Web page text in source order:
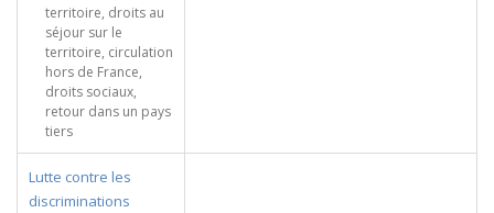
territoire, droits au
séjour sur le
territoire, circulation
hors de France,
droits sociaux,
retour dans un pays
tiers
Lutte contre les
discriminations